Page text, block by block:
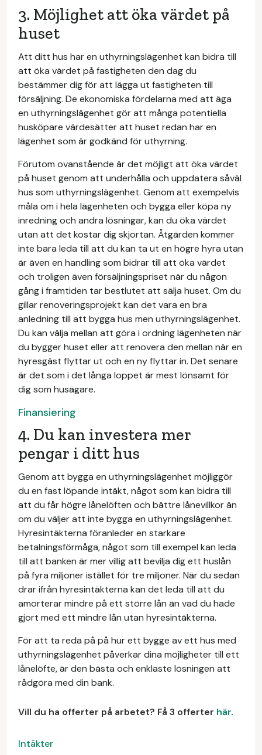
3. Möjlighet att öka värdet på
huset
Att ditt hus har en uthyrningslägenhet kan bidra till
att öka värdet på fastigheten den dag du
bestämmer dig för att lägga ut fastigheten till
försäljning. De ekonomiska fördelarna med att äga
en uthyrningslägenhet gör att många potentiella
husköpare värdesätter att huset redan har en
lägenhet som är godkänd för uthyrning.
Förutom ovanstående är det möjligt att öka värdet
på huset genom att underhålla och uppdatera såväl
hus som uthyrningslägenhet. Genom att exempelvis
måla om i hela lägenheten och bygga eller köpa ny
inredning och andra lösningar, kan du öka värdet
utan att det kostar dig skjortan. Åtgärden kommer
inte bara leda till att du kan ta ut en högre hyra utan
är även en handling som bidrar till att öka värdet
och troligen även försäljningspriset när du någon
gång i framtiden tar bestlutet att sälja huset. Om du
gillar renoveringsprojekt kan det vara en bra
anledning till att bygga hus men uthyrningslägenhet.
Du kan välja mellan att göra i ordning lägenheten när
du bygger huset eller att renovera den mellan när en
hyresgäst flyttar ut och en ny flyttar in. Det senare
är det som i det långa loppet är mest lönsamt för
dig som husägare.
Finansiering
4. Du kan investera mer
pengar i ditt hus
Genom att bygga en uthyrningslägenhet möjliggör
du en fast löpande intäkt, något som kan bidra till
att du får högre lånelöften och bättre lånevillkor än
om du väljer att inte bygga en uthyrningslägenhet.
Hyresintäkterna föranleder en starkare
betalningsförmåga, något som till exempel kan leda
till att banken är mer villig att bevilja dig ett huslån
på fyra miljoner istället för tre miljoner. När du sedan
drar ifrån hyresintäkterna kan det leda till att du
amorterar mindre på ett större lån än vad du hade
gjort med ett mindre lån utan hyresintäkterna.
För att ta reda på på hur ett bygge av ett hus med
uthyrningslägenhet påverkar dina möjligheter till ett
lånelöfte, är den bästa och enklaste lösningen att
rådgöra med din bank.
Vill du ha offerter på arbetet? Få 3 offerter här.
Intäkter